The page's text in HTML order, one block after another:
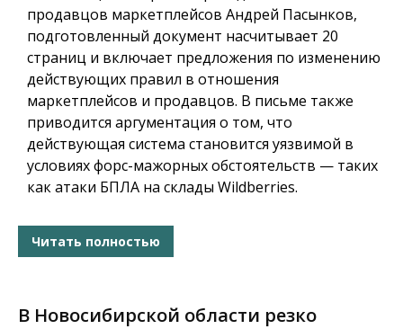
продавцов маркетплейсов Андрей Пасынков,
подготовленный документ насчитывает 20
страниц и включает предложения по изменению
действующих правил в отношения
маркетплейсов и продавцов. В письме также
приводится аргументация о том, что
действующая система становится уязвимой в
условиях форс-мажорных обстоятельств — таких
как атаки БПЛА на склады Wildberries.
Читать полностью
В Новосибирской области резко